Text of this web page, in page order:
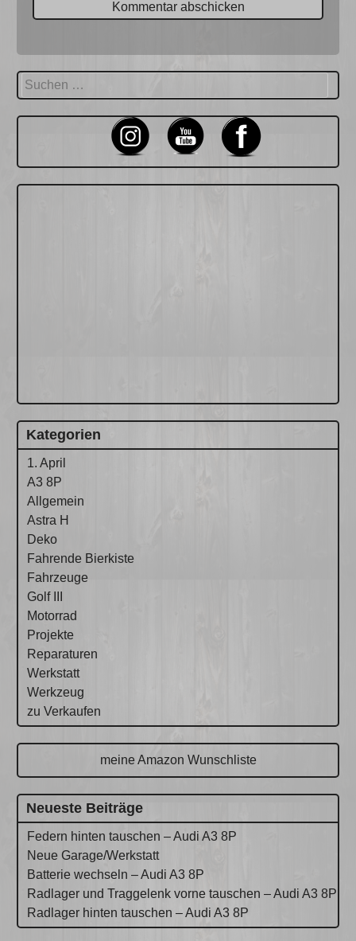
Suchen
nach:
Kategorien
1. April
A3 8P
Allgemein
Astra H
Deko
Fahrende Bierkiste
Fahrzeuge
Golf III
Motorrad
Projekte
Reparaturen
Werkstatt
Werkzeug
zu Verkaufen
meine Amazon Wunschliste
Neueste Beiträge
Federn hinten tauschen – Audi A3 8P
Neue Garage/Werkstatt
Batterie wechseln – Audi A3 8P
Radlager und Traggelenk vorne tauschen – Audi A3 8P
Radlager hinten tauschen – Audi A3 8P